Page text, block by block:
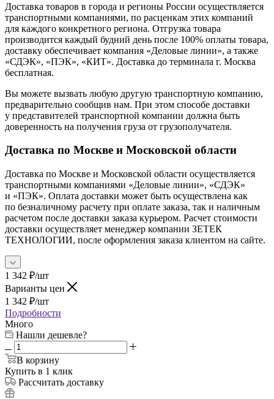
Доставка товаров в города и регионы России осуществляется
транспортными компаниями, по расценкам этих компаний
для каждого конкретного региона. Отгрузка товара
производится каждый будний день после 100% оплаты товара,
доставку обеспечивает компания «Деловые линии», а также
«СДЭК», «ПЭК», «КИТ». Доставка до терминала г. Москва
бесплатная.
Вы можете вызвать любую другую транспортную компанию,
предварительно сообщив нам. При этом способе доставки
у представителей транспортной компании должна быть
доверенность на получения груза от грузополучателя.
Доставка по Москве и Московской области
Доставка по Москве и Московской области осуществляется
транспортными компаниями «Деловые линии», «СДЭК»
и «ПЭК». Оплата доставки может быть осуществлена как
по безналичному расчету при оплате заказа, так и наличным
расчетом после доставки заказа курьером. Расчет стоимости
доставки осуществляет менеджер компании ЗЕТЕК
ТЕХНОЛОГИИ, после оформления заказа клиентом на сайте.
1 342 ₽/шт
Варианты цен
1 342 ₽/шт
Подробности
Много
Нашли дешевле?
В корзину
Купить в 1 клик
Рассчитать доставку